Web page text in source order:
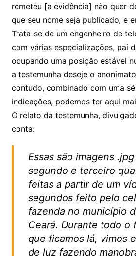
remeteu [a evidência] não quer
que seu nome seja publicado, e
Trata-se de um engenheiro de
com várias especializações, pai
ocupando uma posição estável
a testemunha deseje o
contudo, combinado com uma
indicações, podemos ter aqui
O relato da testemunha,
conta:
Essas são imagens
segundo e terceiro
feitas a partir de um
segundos feito pelo
fazenda no município
Ceará. Durante todo o
que ficamos lá, vimos
de luz fazendo